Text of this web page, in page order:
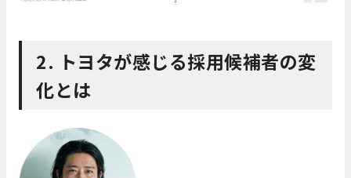
2. トヨタが感じる採用候補者の変
化とは